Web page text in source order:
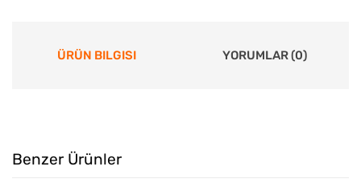
ÜRÜN BILGISI YORUMLAR (0)
Benzer Ürünler